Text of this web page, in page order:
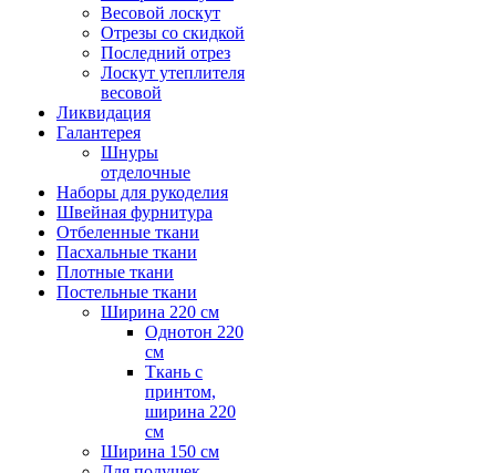
Весовой лоскут
Отрезы со скидкой
Последний отрез
Лоскут утеплителя
весовой
Ликвидация
Галантерея
Шнуры
отделочные
Наборы для рукоделия
Швейная фурнитура
Отбеленные ткани
Пасхальные ткани
Плотные ткани
Постельные ткани
Ширина 220 см
Однотон 220
см
Ткань с
принтом,
ширина 220
см
Ширина 150 см